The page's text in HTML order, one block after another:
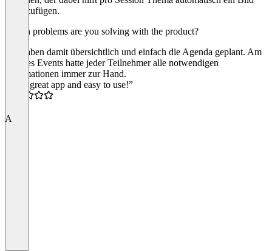
hinzuzufügen.
Which problems are you solving with the product?
Wir haben damit übersichtlich und einfach die Agenda geplant. Am
Tag des Events hatte jeder Teilnehmer alle notwendigen
Informationen immer zur Hand.
“Very great app and easy to use!”
A